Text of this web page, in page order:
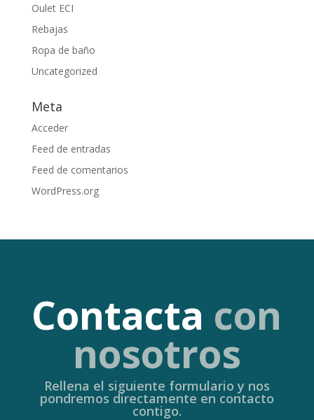
Oulet ECI
Rebajas
Ropa de baño
Uncategorized
Meta
Acceder
Feed de entradas
Feed de comentarios
WordPress.org
Contacta con
nosotros
Rellena el siguiente formulario y nos
pondremos directamente en contacto
contigo.